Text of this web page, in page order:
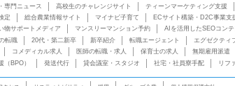
専門ニュース 高校生のチャレンジサイト ティーンマーケティング支援
定 総合農業情報サイト マイナビ子育て ECサイト構築・D2C事業支
物サポートメディア マンスリーマンション予約 AIを活用したSEOコン
転職 20代・第二新卒 新卒紹介 転職エージェント エグゼクティ
コメディカル求人 医師の転職・求人 保育士の求人 無期雇用派遣
（BPO） 発送代行 貸会議室・スタジオ 社宅・社員寮手配 リフ